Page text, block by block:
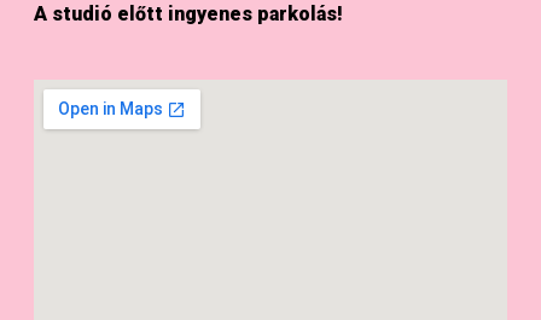
A studió előtt ingyenes parkolás!